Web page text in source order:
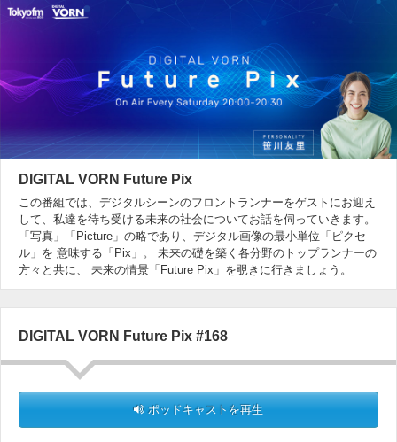
DIGITAL VORN Future Pix
この番組では、デジタルシーンのフロントランナーをゲストにお迎え
して、私達を待ち受ける未来の社会についてお話を伺っていきます。
「写真」「Picture」の略であり、デジタル画像の最小単位「ピクセ
ル」を 意味する「Pix」。 未来の礎を築く各分野のトップランナーの
方々と共に、 未来の情景「Future Pix」を覗きに行きましょう。
DIGITAL VORN Future Pix #168
ポッドキャストを再生